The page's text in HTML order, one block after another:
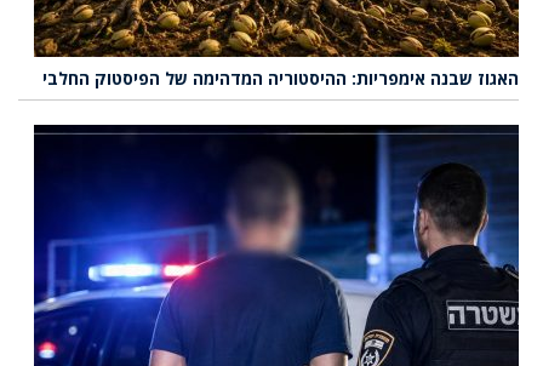
האגוז שבנה אימפריות: ההיסטוריה המדהימה של הפיסטוק החלבי